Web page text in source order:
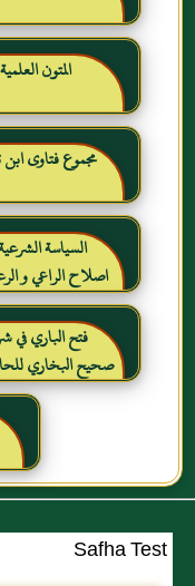
المتون العلمية
مجموع فتاوى ابن
السياسة
اصلاح الراعي و
فتح الباري في
صحيح البخاري
ابن حجر
Safha Test